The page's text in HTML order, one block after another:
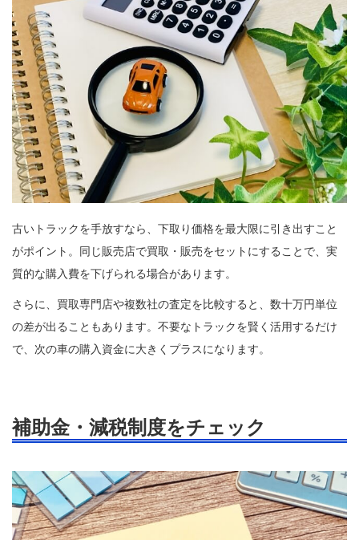
古いトラックを手放すなら、下取り価格を最大限に引き出すこと
がポイント。同じ販売店で買取・販売をセットにすることで、実
質的な購入費を下げられる場合があります。
さらに、買取専門店や複数社の査定を比較すると、数十万円単位
の差が出ることもあります。不要なトラックを賢く活用するだけ
で、次の車の購入資金に大きくプラスになります。
補助金・減税制度をチェック